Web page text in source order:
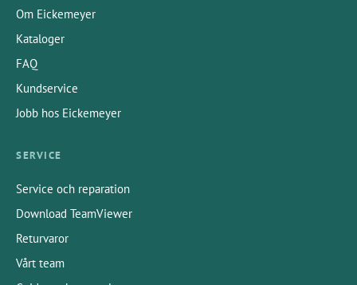
Om Eickemeyer
Kataloger
FAQ
Kundservice
Jobb hos Eickemeyer
SERVICE
Service och reparation
Download TeamViewer
Returvaror
Vårt team